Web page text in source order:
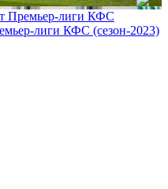
Премьер-лиги КФС
лиги КФC (сезон-2023)